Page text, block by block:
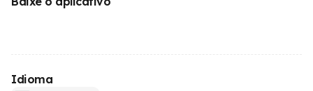
Idioma